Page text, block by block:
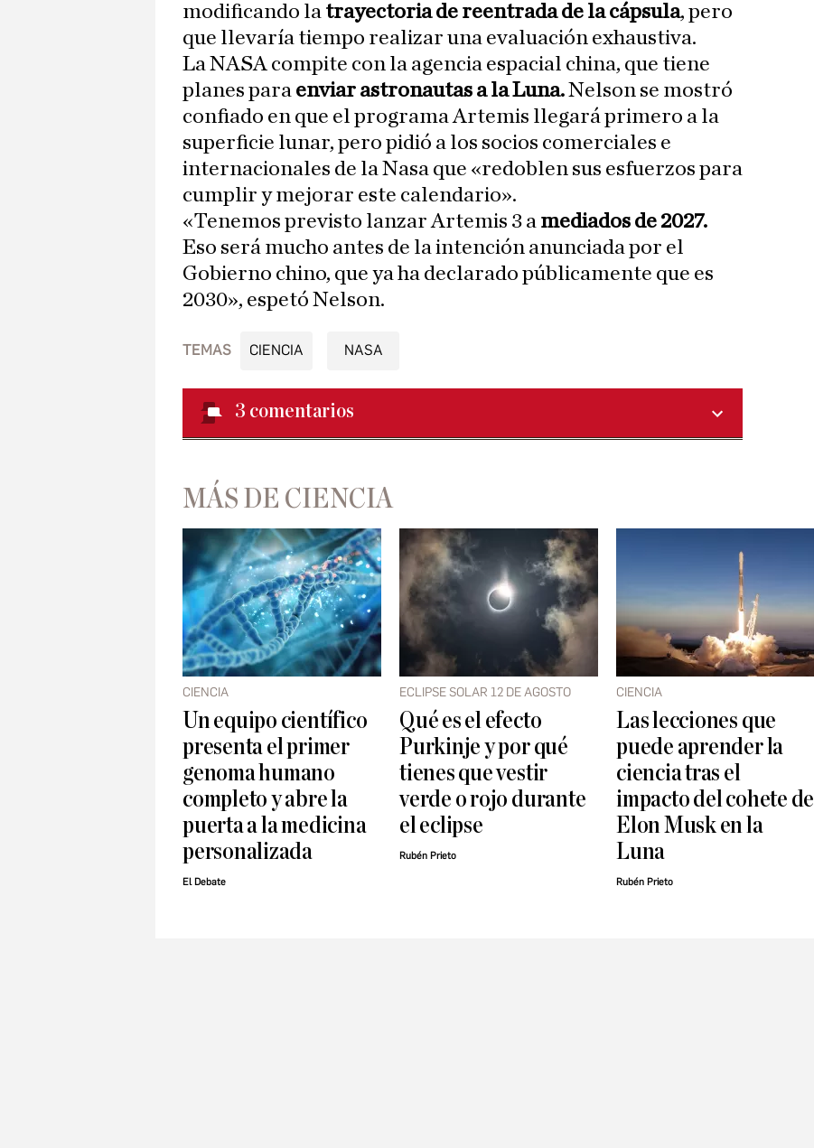
modificando la trayectoria de reentrada de la cápsula, pero
que llevaría tiempo realizar una evaluación exhaustiva.
La NASA compite con la agencia espacial china, que tiene
planes para enviar astronautas a la Luna.Nelson se mostró
confiado en que el programa Artemis llegará primero a la
superficie lunar, pero pidió a los socios comerciales e
internacionales de la Nasa que «redoblen sus esfuerzos para
cumplir y mejorar este calendario».
«Tenemos previsto lanzar Artemis 3 a mediados de 2027.
Eso será mucho antes de la intención anunciada por el
Gobierno chino, que ya ha declarado públicamente que es
2030», espetó Nelson.
TEMAS CIENCIA NASA
3 comentarios
MÁS DE CIENCIA
CIENCIA
Un equipo científico
presenta el primer
genoma humano
completo y abre la
puerta a la medicina
personalizada
El Debate
ECLIPSE SOLAR 12 DE AGOSTO
Qué es el efecto
Purkinje y por qué
tienes que vestir
verde o rojo durante
el eclipse
Rubén Prieto
CIENCIA
Las lecciones que
puede aprender la
ciencia tras el
impacto del cohete de
Elon Musk en la
Luna
Rubén Prieto